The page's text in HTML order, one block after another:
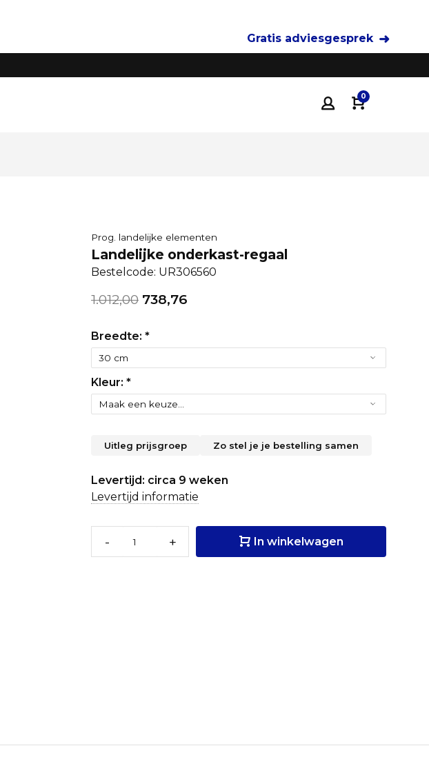
Gratis adviesgesprek
0
Prog. landelijke elementen
Landelijke onderkast-regaal
Bestelcode: UR306560
1.012,00 738,76
Breedte: *
Kleur: *
Uitleg prijsgroep Zo stel je je bestelling samen
Levertijd: circa 9 weken
Levertijd informatie
- + In winkelwagen